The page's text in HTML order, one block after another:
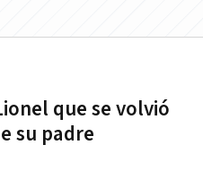
que se volvió
su padre